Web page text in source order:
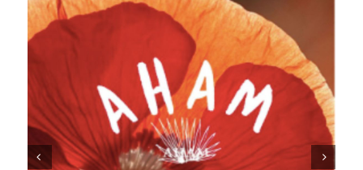
FEMMINILE ESSENZIALE
RISORSE GRATUITE
SHOP